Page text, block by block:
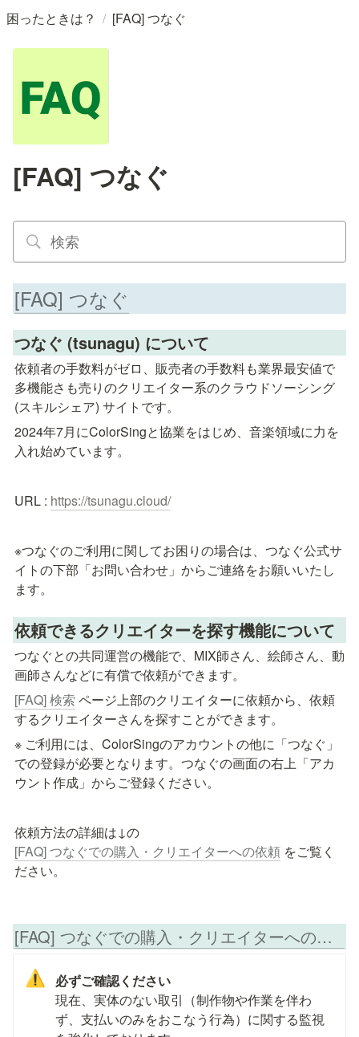
困ったときは？ / [FAQ] つなぐ
[FAQ] つなぐ
[FAQ] つなぐ
つなぐ (tsunagu) について
依頼者の手数料がゼロ、販売者の手数料も業界最安値で
多機能さも売りのクリエイター系のクラウドソーシング
(スキルシェア) サイトです。
2024年7月にColorSingと協業をはじめ、音楽領域に力を
入れ始めています。
URL : https://tsunagu.cloud/
※つなぐのご利用に関してお困りの場合は、つなぐ公式サ
イトの下部「お問い合わせ」からご連絡をお願いいたし
ます。
依頼できるクリエイターを探す機能について
つなぐとの共同運営の機能で、MIX師さん、絵師さん、動
画師さんなどに有償で依頼ができます。
[FAQ] 検索 ページ上部のクリエイターに依頼から、依頼
するクリエイターさんを探すことができます。
※ ご利用には、ColorSingのアカウントの他に「つなぐ」
での登録が必要となります。つなぐの画面の右上「アカ
ウント作成」からご登録ください。
依頼方法の詳細は↓の
[FAQ] つなぐでの購入・クリエイターへの依頼 をご覧く
ださい。
[FAQ] つなぐでの購入・クリエイターへの依頼
⚠️
必ずご確認ください
現在、実体のない取引（制作物や作業を伴わ
ず、支払いのみをおこなう行為）に関する監視